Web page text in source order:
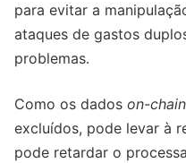
para evitar a
ataques de gastos
problemas.
Como os dados on-chain
excluídos, pode levar à
pode retardar o